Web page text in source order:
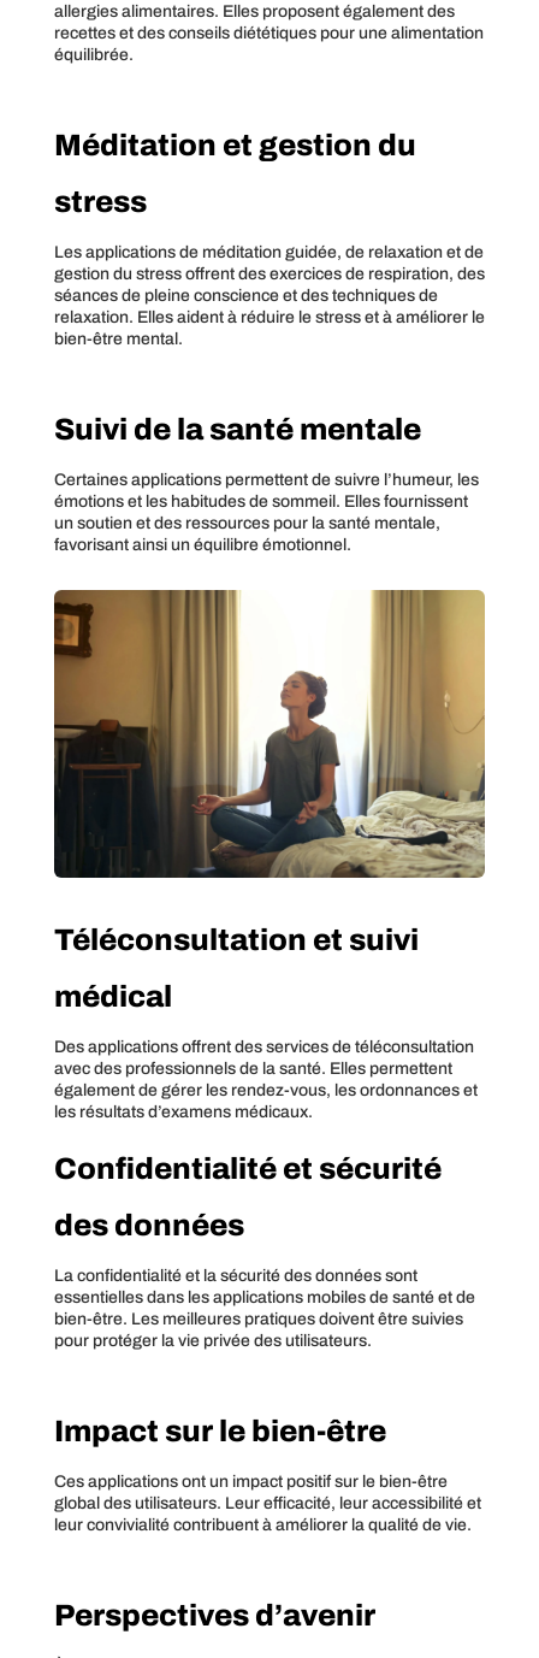
allergies alimentaires. Elles proposent également des
recettes et des conseils diététiques pour une alimentation
équilibrée.
Méditation et gestion du
stress
Les applications de méditation guidée, de relaxation et de
gestion du stress offrent des exercices de respiration, des
séances de pleine conscience et des techniques de
relaxation. Elles aident à réduire le stress et à améliorer le
bien-être mental.
Suivi de la santé mentale
Certaines applications permettent de suivre l’humeur, les
émotions et les habitudes de sommeil. Elles fournissent
un soutien et des ressources pour la santé mentale,
favorisant ainsi un équilibre émotionnel.
Téléconsultation et suivi
médical
Des applications offrent des services de téléconsultation
avec des professionnels de la santé. Elles permettent
également de gérer les rendez-vous, les ordonnances et
les résultats d’examens médicaux.
Confidentialité et sécurité
des données
La confidentialité et la sécurité des données sont
essentielles dans les applications mobiles de santé et de
bien-être. Les meilleures pratiques doivent être suivies
pour protéger la vie privée des utilisateurs.
Impact sur le bien-être
Ces applications ont un impact positif sur le bien-être
global des utilisateurs. Leur efficacité, leur accessibilité et
leur convivialité contribuent à améliorer la qualité de vie.
Perspectives d’avenir